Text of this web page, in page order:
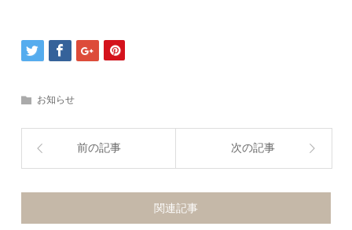
お知らせ
前の記事 次の記事
関連記事